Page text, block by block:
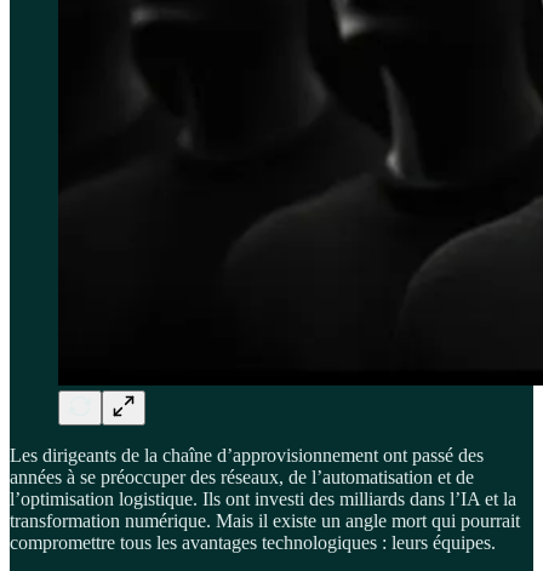
Les dirigeants de la chaîne d’approvisionnement ont passé des
années à se préoccuper des réseaux, de l’automatisation et de
l’optimisation logistique. Ils ont investi des milliards dans l’IA et la
transformation numérique. Mais il existe un angle mort qui pourrait
compromettre tous les avantages technologiques : leurs équipes.